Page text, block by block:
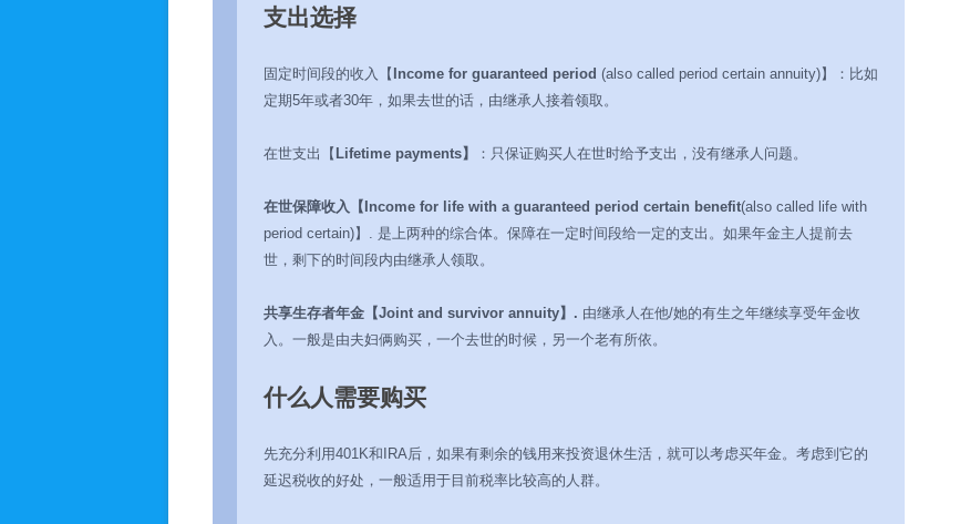
支出选择
固定时间段的收入【 Income for guaranteed period (also called period certain annuity)】：比如
定期5年或者30年，如果去世的话，由继承人接着领取。
在世支出【 Lifetime payments】 ：只保证购买人在世时给予支出，没有继承人问题。
在世保障收入【Income for life with a guaranteed period certain benefit(also called life with
period certain)】. 是上两种的综合体。保障在一定时间段给一定的支出。如果年金主人提前去
世，剩下的时间段内由继承人领取。
共享生存者年金【Joint and survivor annuity】. 由继承人在他/她的有生之年继续享受年金收
入。一般是由夫妇俩购买，一个去世的时候，另一个老有所依。
什么人需要购买
先充分利用401K和IRA后，如果有剩余的钱用来投资退休生活，就可以考虑买年金。考虑到它的
延迟税收的好处，一般适用于目前税率比较高的人群。